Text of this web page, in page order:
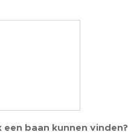
een baan kunnen vinden?